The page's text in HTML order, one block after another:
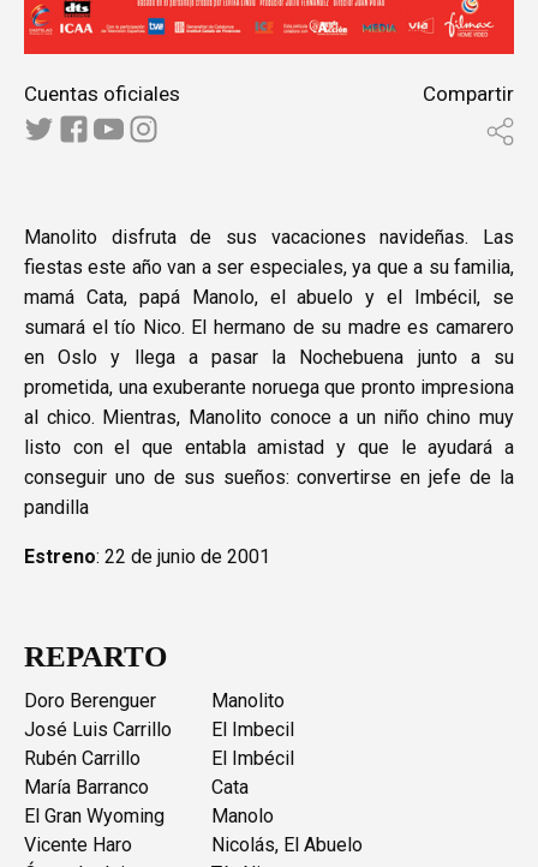
Cuentas oficiales Compartir
Manolito disfruta de sus vacaciones navideñas. Las
fiestas este año van a ser especiales, ya que a su familia,
mamá Cata, papá Manolo, el abuelo y el Imbécil, se
sumará el tío Nico. El hermano de su madre es camarero
en Oslo y llega a pasar la Nochebuena junto a su
prometida, una exuberante noruega que pronto impresiona
al chico. Mientras, Manolito conoce a un niño chino muy
listo con el que entabla amistad y que le ayudará a
conseguir uno de sus sueños: convertirse en jefe de la
pandilla
Estreno: 22 de junio de 2001
REPARTO
Doro Berenguer
Manolito
José Luis Carrillo
El Imbecil
Rubén Carrillo
El Imbécil
María Barranco
Cata
El Gran Wyoming
Manolo
Vicente Haro
Nicolás, El Abuelo